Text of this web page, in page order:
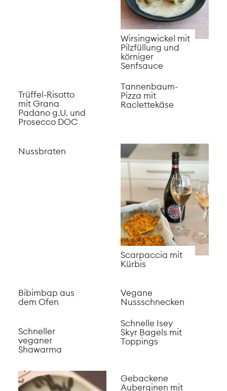
Wirsingwickel mit
Pilzfüllung und
körniger
Senfsauce
Trüffel-Risotto
mit Grana
Padano g.U. und
Prosecco DOC
Tannenbaum-
Pizza mit
Raclettekäse
Nussbraten
Scarpaccia mit
Kürbis
Bibimbap aus
dem Ofen
Vegane
Nussschnecken
Schneller
veganer
Shawarma
Schnelle Isey
Skyr Bagels mit
Toppings
Gebackene
Auberginen mit